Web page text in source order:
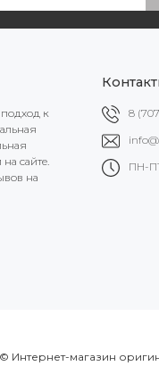
к
сайте.
на
8
ПН-
© Интернет-магазин